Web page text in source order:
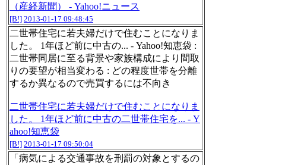
（産経新聞） - Yahoo!ニュース
[B!] 2013-01-17 09:48:45
二世帯住宅に若夫婦だけで住むことになりま
した。 1年ほど前に中古の... - Yahoo!知恵袋 :
二世帯同居に至る背景や家族構成により間取
りの要望が相当変わる : どの程度世帯を分離
するか異なるので売買するには不向き
二世帯住宅に若夫婦だけで住むことになりま
した。 1年ほど前に中古の二世帯住宅を... - Y
ahoo!知恵袋
[B!] 2013-01-17 09:50:04
「病気による交通事故を刑罰の対象とするの